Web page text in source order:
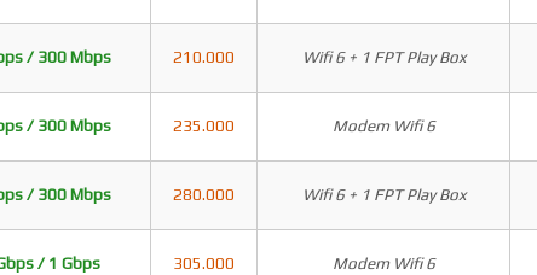
/ 300 Mbps 210.000 Wifi 6 + 1 FPT Play Box
/ 300 Mbps 235.000 Modem Wifi 6
/ 300 Mbps 280.000 Wifi 6 + 1 FPT Play Box
/ 1 Gbps 305.000 Modem Wifi 6